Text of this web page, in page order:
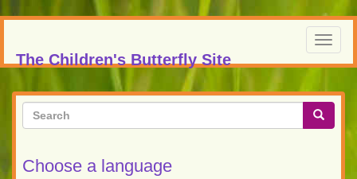
Skip
main
content
The Children's Butterfly Site
Search
Choose a language